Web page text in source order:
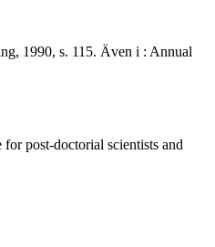
1990, s. 115. Även i : Annual
post-doctorial scientists and